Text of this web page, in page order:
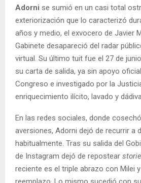
Adorni se sumió en un casi total
exteriorización que lo caracterizó
años y medio, el exvocero de Javier
Gabinete desapareció del radar
virtual. Su último tuit fue el 27 de
su carta de salida, ya sin apoyo
Congreso e investigado por la
enriquecimiento ilícito, lavado y
En las redes sociales, donde
aversiones, Adorni dejó de recurrir a
habitualmente. Tras su salida del
de Instagram dejó de repostear
reciente es el triple abrazo con Milei